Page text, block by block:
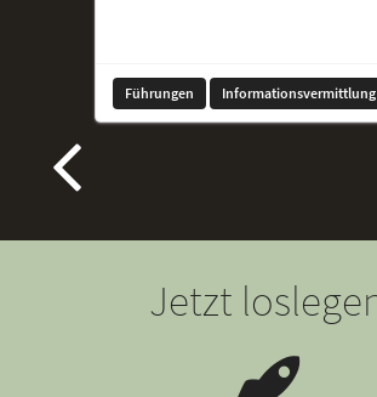
Führungen Informationsvermittlung
Jetzt